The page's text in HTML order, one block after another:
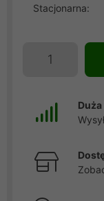
Stacjonarna: